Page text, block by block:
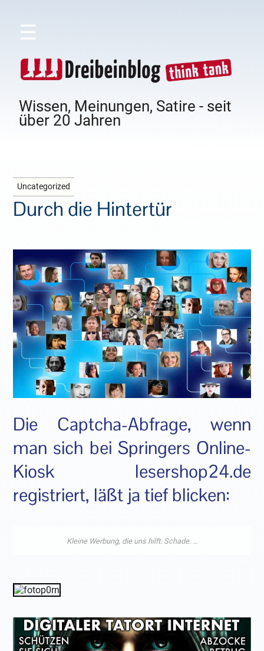
☰
Wissen, Meinungen, Satire - seit
über 20 Jahren
Uncategorized
Durch die Hintertür
Die Captcha-Abfrage, wenn
man sich bei Springers Online-
Kiosk lesershop24.de
registriert, läßt ja tief blicken: